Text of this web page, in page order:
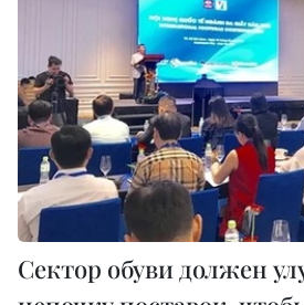
Сектор обуви должен